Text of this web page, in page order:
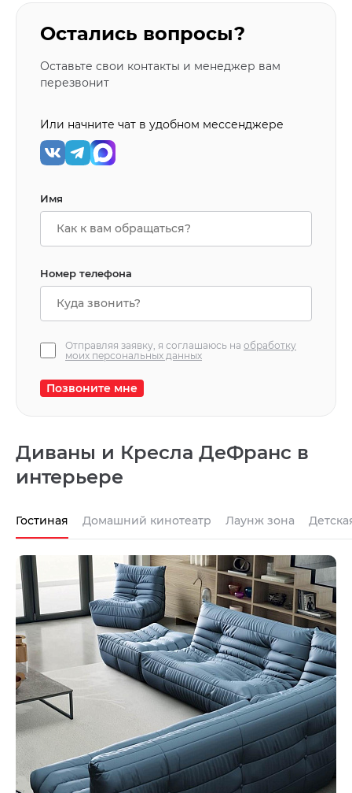
Остались вопросы?
Оставьте свои контакты и менеджер вам
перезвонит
Или начните чат в удобном мессенджере
Имя
Номер телефона
Отправляя заявку, я соглашаюсь на обработку
моих персональных данных
Позвоните мне
Диваны и Кресла ДеФранс в
интерьере
Гостиная Домашний кинотеатр Лаунж зона